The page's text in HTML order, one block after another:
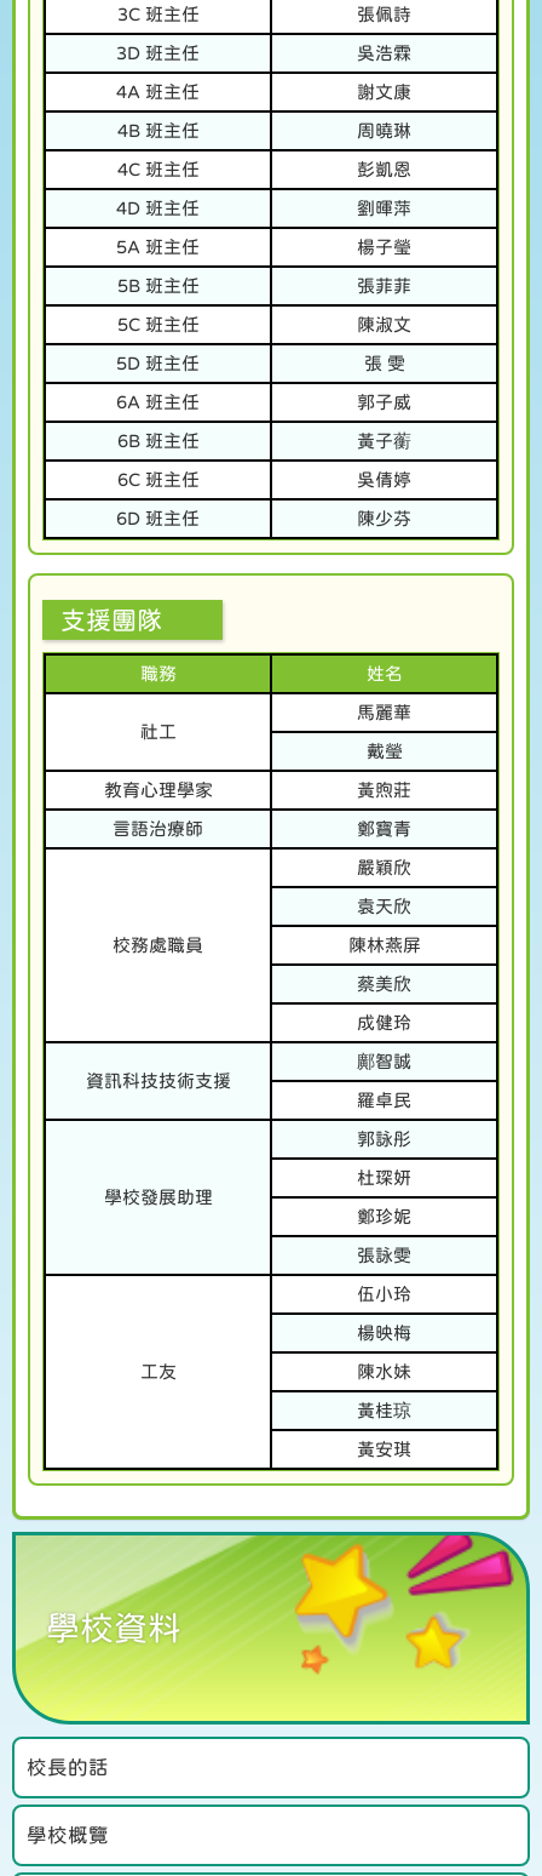
3C 班主任 張佩詩
3D 班主任 吳浩霖
4A 班主任 謝文康
4B 班主任 周曉琳
4C 班主任 彭凱恩
4D 班主任 劉暉萍
5A 班主任 楊子瑩
5B 班主任 張菲菲
5C 班主任 陳淑文
5D 班主任 張 雯
6A 班主任 郭子威
6B 班主任 黃子蘅
6C 班主任 吳倩婷
6D 班主任 陳少芬
支援團隊
職務 姓名
社工
馬麗華
戴瑩
教育心理學家 黃煦莊
言語治療師 鄭寶青
校務處職員
嚴穎欣
袁天欣
陳林燕屏
蔡美欣
成健玲
資訊科技技術支援
鄺智誠
羅卓民
學校發展助理
郭詠彤
杜琛妍
鄭珍妮
張詠雯
工友
伍小玲
楊映梅
陳水妹
黃桂琼
黃安琪
學校資料
校長的話
學校概覽